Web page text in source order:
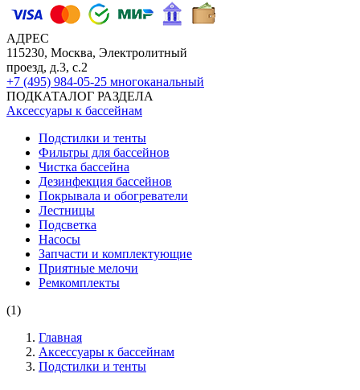
АДРЕС
115230, Москва, Электролитный
проезд, д.3, с.2
+7 (495) 984-05-25 многоканальный
ПОДКАТАЛОГ РАЗДЕЛА
Аксессуары к бассейнам
Подстилки и тенты
Фильтры для бассейнов
Чистка бассейна
Дезинфекция бассейнов
Покрывала и обогреватели
Лестницы
Подсветка
Насосы
Запчасти и комплектующие
Приятные мелочи
Ремкомплекты
(1)
Главная
Аксессуары к бассейнам
Подстилки и тенты